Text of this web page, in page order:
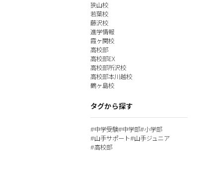
狭山校
若葉校
藤沢校
進学情報
霞ヶ関校
高校部
高校部EX
高校部所沢校
高校部本川越校
鶴ヶ島校
タグから探す
#中学受験#中学部#小学部
#山手サポート#山手ジュニア
#高校部